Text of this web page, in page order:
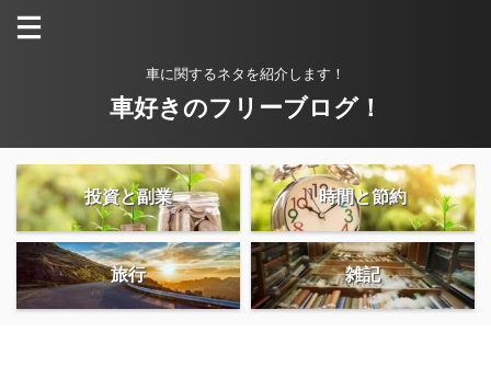
車に関するネタを紹介します！
車好きのフリーブログ！
投資と副業 時間と節約
旅行 雑記